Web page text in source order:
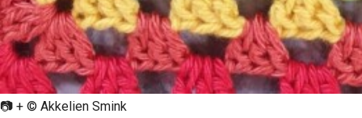
📷 + © Akkelien Smink